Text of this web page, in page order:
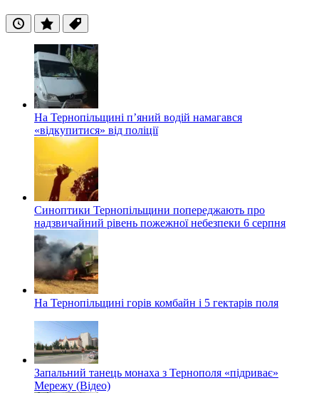
ОстанніПопулярні
Теги
На Тернопільщині п’яний водій намагався
«відкупитися» від поліції
Синоптики Тернопільщини попереджають про
надзвичайний рівень пожежної небезпеки 6 серпня
На Тернопільщині горів комбайн і 5 гектарів поля
Запальний танець монаха з Тернополя «підриває»
Мережу (Відео)